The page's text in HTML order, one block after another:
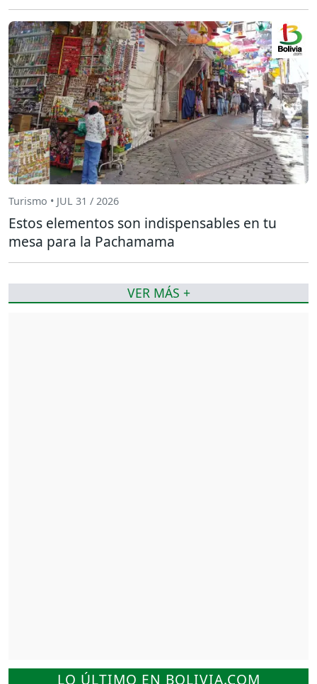
LO ÚLTIMO EN BOLIVIA.COM
Turismo • JUL 31 / 2026
Estos elementos son indispensables en tu
mesa para la Pachamama
VER MÁS +